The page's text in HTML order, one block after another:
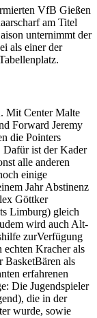
VfB Gießen
am Titel
unternimmt der
als einer der
Mit Center Malte
Forward Jeremy
die Pointers
ist der Kader
alle anderen
einige
Jahr Abstinenz
Göttker
Limburg) gleich
wird auch Alt-
zurVerfügung
echten Kracher als
BasketBären als
erfahrenen
Die Jugendspieler
die in der
wurde, sowie